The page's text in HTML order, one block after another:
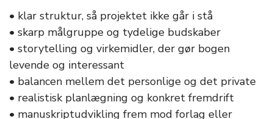
• klar struktur, så projektet ikke går i stå
• skarp målgruppe og tydelige budskaber
• storytelling og virkemidler, der gør bogen
levende og interessant
• balancen mellem det personlige og det private
• realistisk planlægning og konkret fremdrift
• manuskriptudvikling frem mod forlag eller